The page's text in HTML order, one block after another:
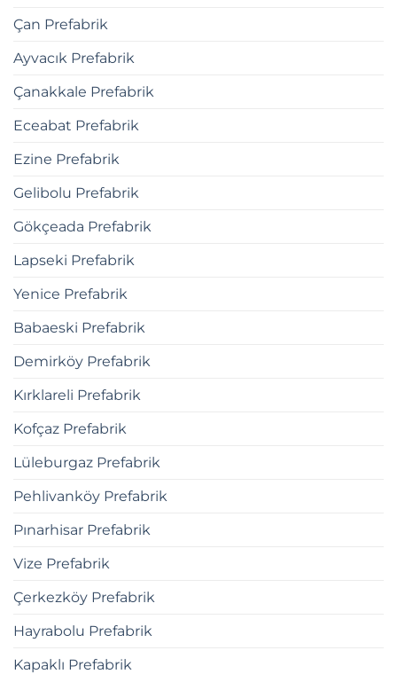
Çan Prefabrik
Ayvacık Prefabrik
Çanakkale Prefabrik
Eceabat Prefabrik
Ezine Prefabrik
Gelibolu Prefabrik
Gökçeada Prefabrik
Lapseki Prefabrik
Yenice Prefabrik
Babaeski Prefabrik
Demirköy Prefabrik
Kırklareli Prefabrik
Kofçaz Prefabrik
Lüleburgaz Prefabrik
Pehlivanköy Prefabrik
Pınarhisar Prefabrik
Vize Prefabrik
Çerkezköy Prefabrik
Hayrabolu Prefabrik
Kapaklı Prefabrik